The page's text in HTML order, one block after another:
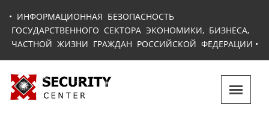
• ИНФОРМАЦИОННАЯ БЕЗОПАСНОСТЬ
ГОСУДАРСТВЕННОГО СЕКТОРА ЭКОНОМИКИ, БИЗНЕСА,
ЧАСТНОЙ ЖИЗНИ ГРАЖДАН РОССИЙСКОЙ ФЕДЕРАЦИИ •